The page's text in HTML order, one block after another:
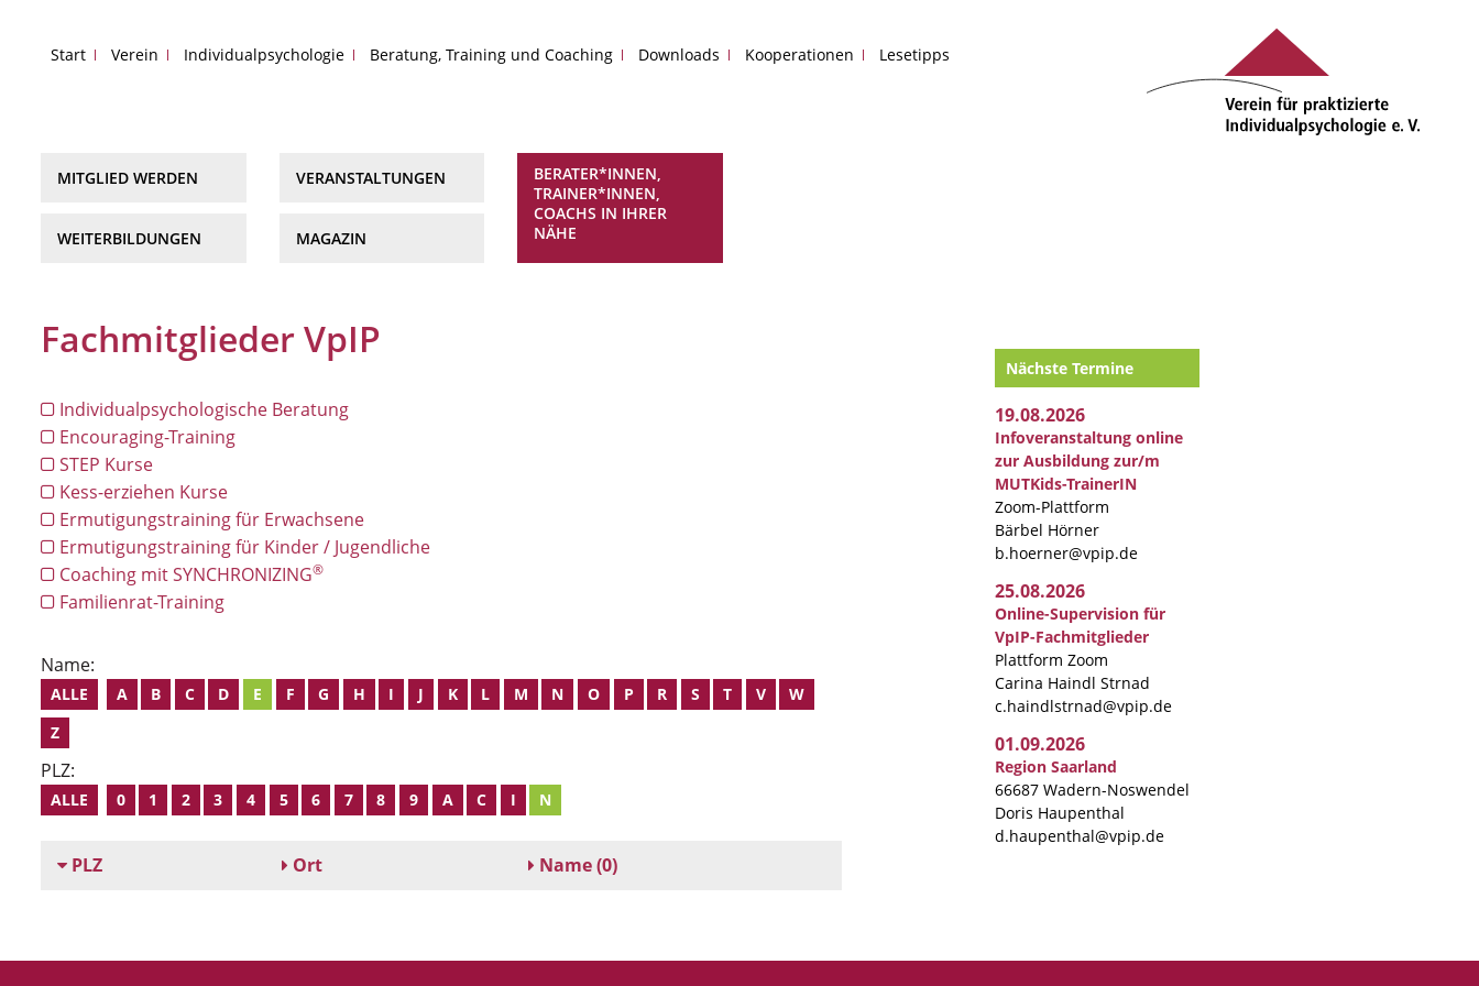
Start Verein Individualpsychologie Beratung, Training und Coaching Downloads Kooperationen Lesetipps
MITGLIED WERDEN
WEITERBILDUNGEN
VERANSTALTUNGEN
MAGAZIN
BERATER*INNEN,
TRAINER*INNEN,
COACHS IN IHRER
NÄHE
Fachmitglieder VpIP
Individualpsychologische Beratung
Encouraging-Training
STEP Kurse
Kess-erziehen Kurse
Ermutigungstraining für Erwachsene
Ermutigungstraining für Kinder / Jugendliche
Coaching mit SYNCHRONIZING®
Familienrat-Training
Name:
ALLE A B C D E F G H I J K L M N O P R S T V
W
Z
PLZ:
ALLE 0 1 2 3 4 5 6 7 8 9 A C I N
PLZ Ort Name(0)
Nächste Termine
19.08.2026
Infoveranstaltung online
zur Ausbildung zur/m
MUTKids-TrainerIN
Zoom-Plattform
Bärbel Hörner
b.hoerner@vpip.de
25.08.2026
Online-Supervision für
VpIP-Fachmitglieder
Plattform Zoom
Carina Haindl Strnad
c.haindlstrnad@vpip.de
01.09.2026
Region Saarland
66687 Wadern-Noswendel
Doris Haupenthal
d.haupenthal@vpip.de